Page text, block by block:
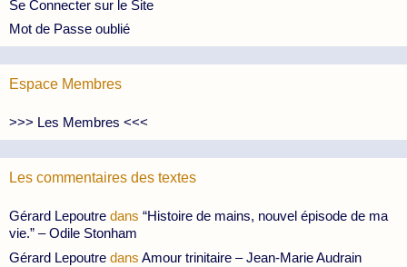
Se Connecter sur le Site
Mot de Passe oublié
Espace Membres
>>> Les Membres <<<
Les commentaires des textes
Gérard Lepoutre dans “Histoire de mains, nouvel épisode de ma
vie.” – Odile Stonham
Gérard Lepoutre dans Amour trinitaire – Jean-Marie Audrain